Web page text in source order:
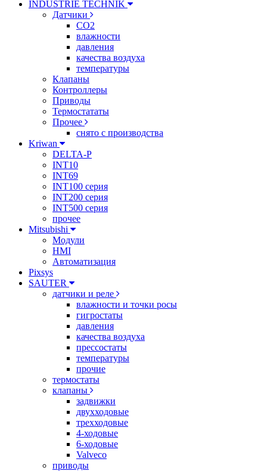
INDUSTRIE TECHNIK
Датчики
CO2
влажности
давления
качества воздуха
температуры
Клапаны
Контроллеры
Приводы
Термостататы
Прочее
снято с производства
Kriwan
DELTA-P
INT10
INT69
INT100 серия
INT200 серия
INT500 серия
прочее
Mitsubishi
Модули
HMI
Автоматизация
Pixsys
SAUTER
датчики и реле
влажности и точки росы
гигростаты
давления
качества воздуха
прессостаты
температуры
прочие
термостаты
клапаны
задвижки
двухходовые
трехходовые
4-ходовые
6-ходовые
Valveco
приводы